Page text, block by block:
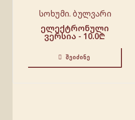
სოხუმი. ბულვარი
ელექტრონული
ვერსია - 10.0₾
ᲨᲔᲘᲫᲘᲜᲔ